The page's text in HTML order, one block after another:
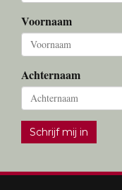
Voornaam
Achternaam
Schrijf mij in